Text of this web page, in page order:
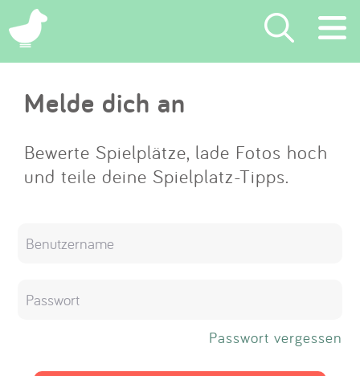
×
Suchen
Eintragen
App
Melde dich an
Bewerte Spielplätze, lade Fotos hoch
und teile deine Spielplatz-Tipps.
Passwort vergessen